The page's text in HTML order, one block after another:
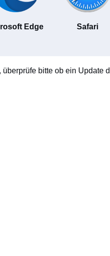
Edge Safari
bitte ob ein Update